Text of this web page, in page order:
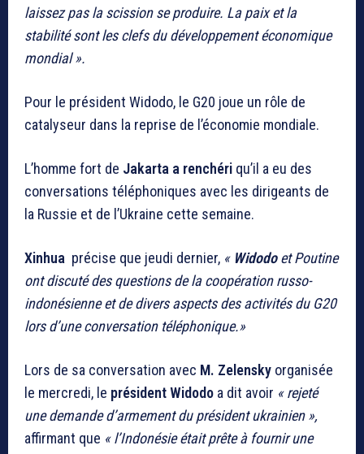
laissez pas la scission se produire. La paix et la
stabilité sont les clefs du développement économique
mondial ».
Pour le président Widodo, le G20 joue un rôle de
catalyseur dans la reprise de l’économie mondiale.
L’homme fort de Jakarta a renchéri qu’il a eu des
conversations téléphoniques avec les dirigeants de
la Russie et de l’Ukraine cette semaine.
Xinhua précise que jeudi dernier, « Widodoet Poutine
ont discuté des questions de la coopération russo-
indonésienne et de divers aspects des activités du G20
lors d’une conversation téléphonique.»
Lors de sa conversation avec M. Zelensky organisée
le mercredi, le président Widodo a dit avoir « rejeté
une demande d’armement du président ukrainien »,
affirmant que « l’Indonésie était prête à fournir une